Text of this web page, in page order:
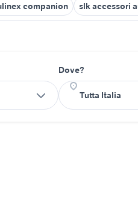
companion slk accessori
Dove?